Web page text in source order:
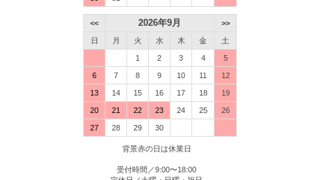
<< 2026年9月 >>
日 月 火 水 木 金 土
1 2 3 4 5
6 7 8 9 10 11 12
13 14 15 16 17 18 19
20 21 22 23 24 25 26
27 28 29 30
背景赤の日は休業日
受付時間／9:00〜18:00